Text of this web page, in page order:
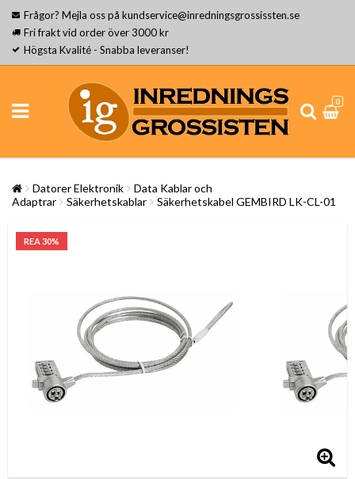
Frågor? Mejla oss på kundservice@inredningsgrossissten.se
Fri frakt vid order över 3000 kr
Högsta Kvalité - Snabba leveranser!
0
Datorer Elektronik
Data Kablar och
Adaptrar
Säkerhetskablar Säkerhetskabel GEMBIRD LK-CL-01
REA 30%